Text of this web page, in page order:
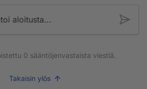
aloitusta...
0 sääntöjenvastaista viestiä.
Takaisin ylös